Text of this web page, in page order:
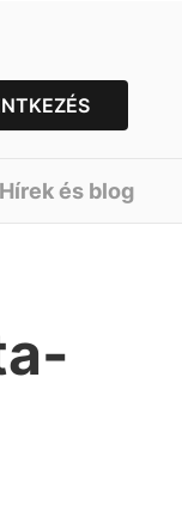
Hírek és blog